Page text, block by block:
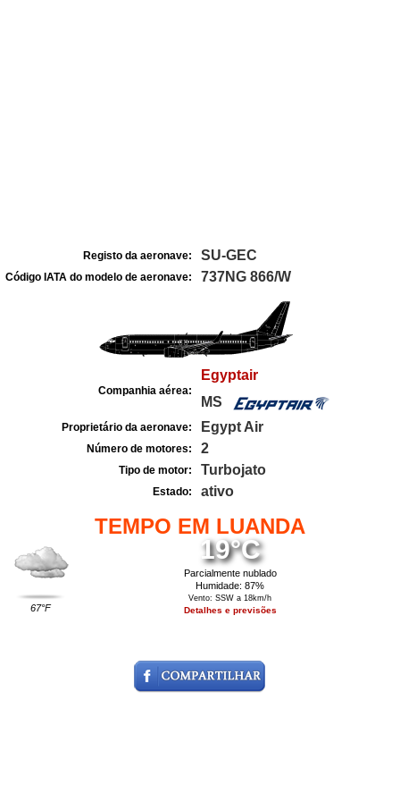
Registo da aeronave: SU-GEC
Código IATA do modelo de aeronave: 737NG 866/W
Companhia aérea:
Egyptair
MS
Proprietário da aeronave: Egypt Air
Número de motores: 2
Tipo de motor: Turbojato
Estado: ativo
TEMPO EM LUANDA
67°F
19°C
Parcialmente nublado
Humidade: 87%
Vento: SSW a 18km/h
Detalhes e previsões